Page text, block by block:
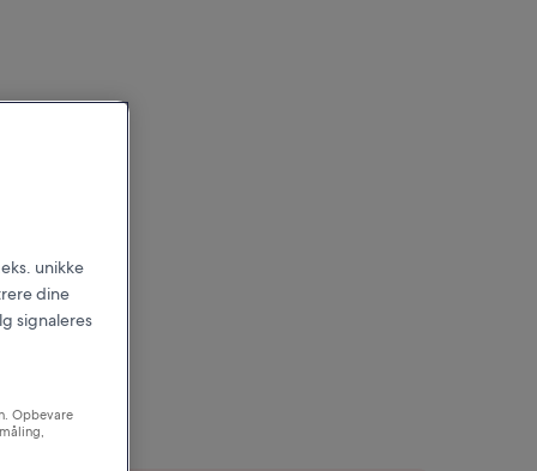
unikke
dine
signaleres
Opbevare